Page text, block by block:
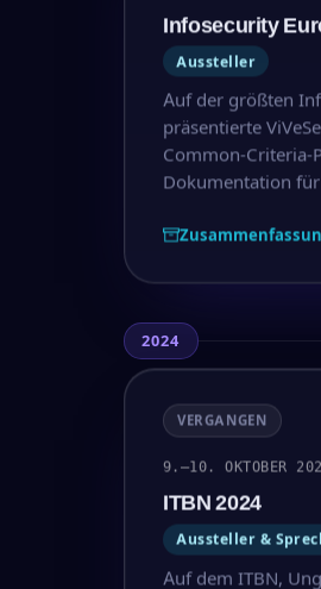
Infosecurity
Aussteller
Auf der größten
präsentierte
Common-Criteria-
Dokumentation
2024
VERGANGEN
9.–10. OKTOBER
ITBN 2024
Aussteller &
Auf dem ITBN,